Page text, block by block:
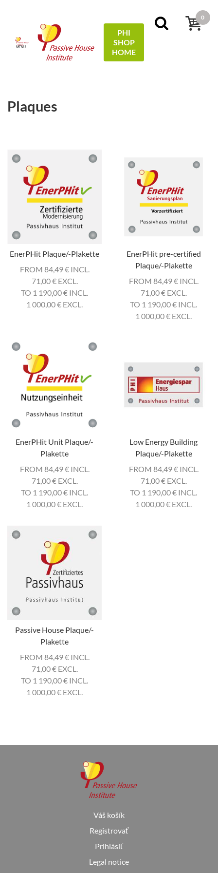
MENU
PHI
SHOP
HOME
0
Plaques
EnerPHit Plaque/-Plakette
FROM 84,49€INCL.
71,00€EXCL.
TO 1 190,00€ INCL.
1 000,00€ EXCL.
EnerPHit pre-certified
Plaque/-Plakette
FROM 84,49€INCL.
71,00€EXCL.
TO 1 190,00€ INCL.
1 000,00€ EXCL.
EnerPHit Unit Plaque/-
Plakette
FROM 84,49€INCL.
71,00€EXCL.
TO 1 190,00€ INCL.
1 000,00€ EXCL.
Low Energy Building
Plaque/-Plakette
FROM 84,49€INCL.
71,00€EXCL.
TO 1 190,00€ INCL.
1 000,00€ EXCL.
Passive House Plaque/-
Plakette
FROM 84,49€INCL.
71,00€EXCL.
TO 1 190,00€ INCL.
1 000,00€ EXCL.
Váš košík
Registrovať
Prihlásiť
Legal notice